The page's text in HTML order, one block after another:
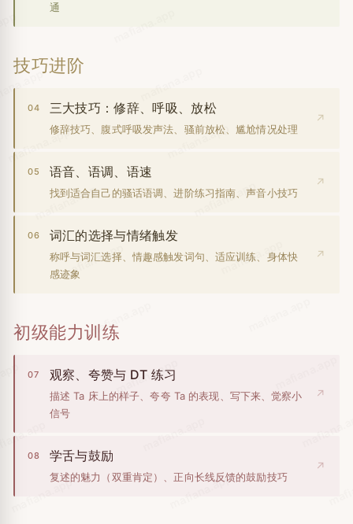
通
技巧进阶
04 三大技巧：修辞、呼吸、放松
修辞技巧、腹式呼吸发声法、骚前放松、尴尬情况处理
↗
05 语音、语调、语速
找到适合自己的骚话语调、进阶练习指南、声音小技巧
↗
06 词汇的选择与情绪触发
称呼与词汇选择、情趣感触发词句、适应训练、身体快
感迹象
↗
初级能力训练
07 观察、夸赞与 DT 练习
描述 Ta 床上的样子、夸夸 Ta 的表现、写下来、觉察小
信号
↗
08 学舌与鼓励
复述的魅力（双重肯定）、正向长线反馈的鼓励技巧
↗
mafiana.app
mafiana.app
mafiana.app
mafiana.app
mafiana.app
mafiana.app
mafiana.app
mafiana.app
mafiana.app mafiana.app